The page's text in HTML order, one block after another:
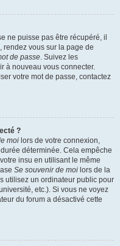
ne puisse pas être récupéré, il
rendez vous sur la page de
de passe. Suivez les
à nouveau vous connecter.
votre mot de passe, contactez
?
moi lors de votre connexion,
déterminée. Cela empêche
insu en utilisant le même
Se souvenir de moi lors de la
utilisez un ordinateur public pour
etc.). Si vous ne voyez
du forum a désactivé cette